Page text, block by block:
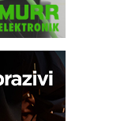
korist